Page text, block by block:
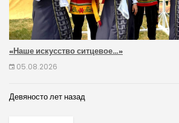
«Наше искусство ситцевое…»
05.08.2026
Девяносто лет назад